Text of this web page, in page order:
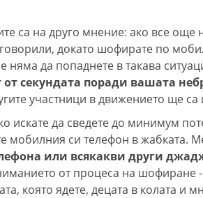
са на друго мнение: ако все още
докато шофирате по
няма да попаднете в такава
от секундата поради вашата
участници в движението ще
искате да сведете до минимум
мобилния си телефон в жабката.
или всякакви други
от процеса на шофиране
която ядете, децата в колата и